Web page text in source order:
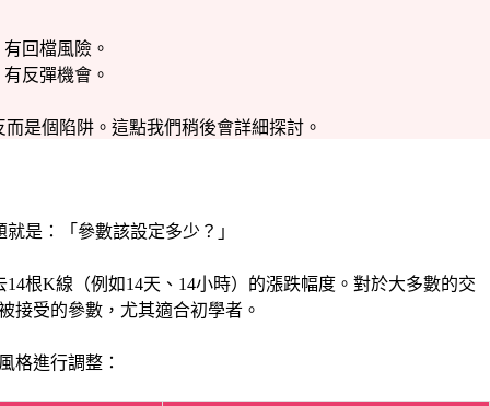
回檔風險。
反彈機會。
是個陷阱。這點我們稍後會詳細探討。
是：「參數該設定多少？」
14根K線（例如14天、14小時）的漲跌幅度。對於大多數的交
接受的參數，尤其適合初學者。
格進行調整：